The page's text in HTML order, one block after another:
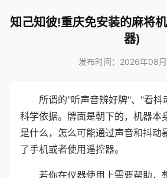
知己知彼!重庆免安装的麻将
器)
发布时间：2026年08
所谓的"听声音辨好牌"、"看抖
科学依据。牌面是朝下的，机器本
是什么，怎么可能通过声音和抖动
了手机或者使用遥控器。
若你在仪器使用上需要帮助，